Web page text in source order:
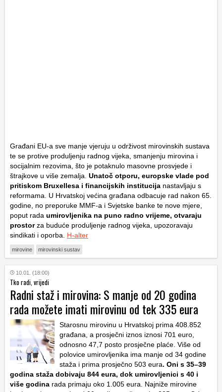
Građani EU-a sve manje vjeruju u održivost mirovinskih sustava
te se protive produljenju radnog vijeka, smanjenju mirovina i
socijalnim rezovima, što je potaknulo masovne prosvjede i
štrajkove u više zemalja. Unatoč otporu, europske vlade pod
pritiskom Bruxellesa i financijskih institucija nastavljaju s
reformama. U Hrvatskoj većina građana odbacuje rad nakon 65.
godine, no preporuke MMF-a i Svjetske banke te nove mjere,
poput rada umirovljenika na puno radno vrijeme, otvaraju
prostorza buduće produljenje radnog vijeka, upozoravaju
sindikati i oporba. H-alter
mirovine mirovinski sustav
10.01. (18:00)
Tko radi, vrijedi
Radni staž i mirovina: S manje od 20 godina
rada možete imati mirovinu od tek 335 eura
Starosnu mirovinu u Hrvatskoj prima 408.852
građana, a prosječni iznos iznosi 701 euro,
odnosno 47,7 posto prosječne plaće. Više od
polovice umirovljenika ima manje od 34 godine
staža i prima prosječno 503 eura. Oni s 35–39
godina staža dobivaju 844 eura, dok umirovljenici s 40 i
više godina rada primaju oko 1.005 eura. Najniže mirovine